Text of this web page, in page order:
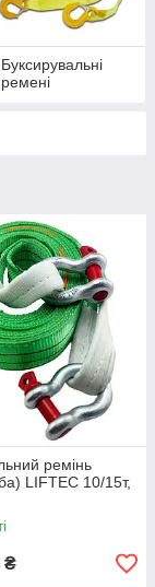
Буксирувальні
ремені
ремінь
LIFTEC 10/15т,
₴